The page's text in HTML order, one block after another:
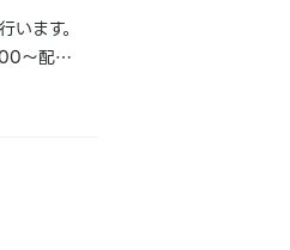
ます。
～配布